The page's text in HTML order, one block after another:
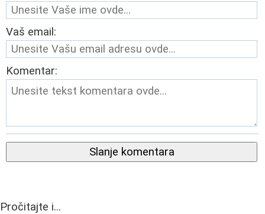
Vaš email:
Komentar:
Slanje komentara
Pročitajte i...